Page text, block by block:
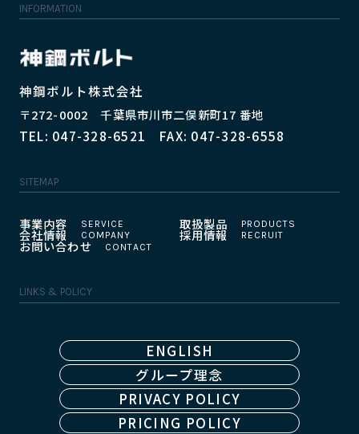
INFORMATION
神鋼ボルト株式会社
〒272-0002 千葉県市川市二俣新町17 番地
TEL: 047-328-6521 FAX: 047-328-6558
SITEMAP
事業内容 取扱製品
会社情報 採用情報
お問い合わせ
LINKS & POLICY
ENGLISH
グループ理念
PRIVACY POLICY
PRICING POLICY